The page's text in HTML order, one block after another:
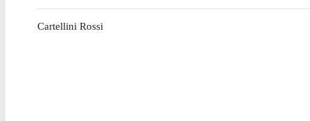
Cartellini Rossi